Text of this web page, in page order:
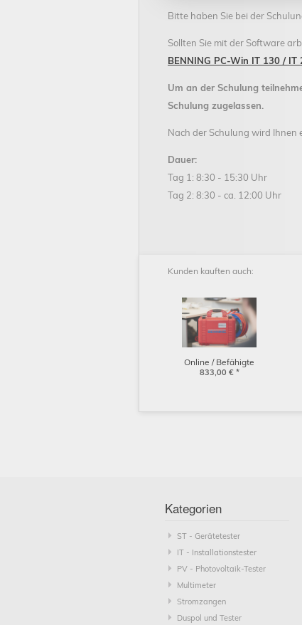
Bitte haben Sie bei der
Sollten Sie mit der Software
BENNING PC-Win IT 130 /
Um an der Schulung
Schulung zugelassen.
Nach der Schulung wird Ihnen
Dauer:
Tag 1: 8:30 - 15:30 Uhr
Tag 2: 8:30 - ca. 12:00 Uhr
Kunden kauften auch:
Online / Befähigte
Person (2 Tage) DIN
833,00 € *
Kategorien
ST - Gerätetester
IT - Installationstester
PV - Photovoltaik-Tester
Multimeter
Stromzangen
Duspol und Tester